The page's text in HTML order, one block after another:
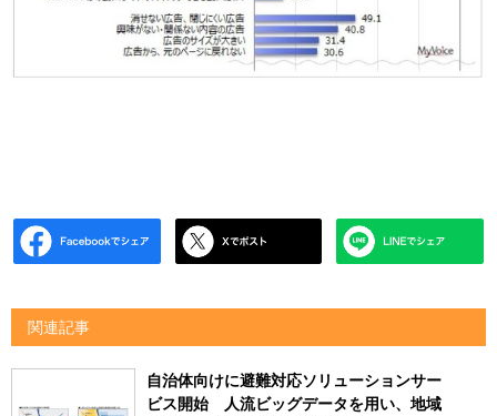
関連記事
自治体向けに避難対応ソリューションサー
ビス開始 人流ビッグデータを用い、地域